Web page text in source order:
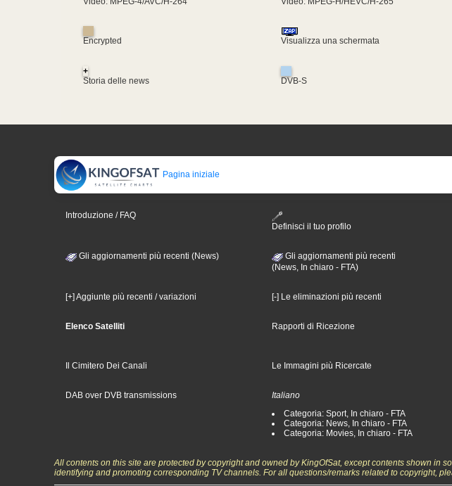
Encrypted Visualizza una schermata
+
Storia delle news
DVB-S
Pagina iniziale
Introduzione / FAQ
Definisci il tuo profilo
Gli aggiornamenti più recenti (News)
Gli aggiornamenti più recenti
(News, In chiaro - FTA)
[+] Aggiunte più recenti / variazioni [-] Le eliminazioni più recenti
Elenco Satelliti Rapporti di Ricezione
Il Cimitero Dei Canali Le Immagini più Ricercate
DAB over DVB transmissions
Italiano
Categoria: Sport, In chiaro - FTA
Categoria: News, In chiaro - FTA
Categoria: Movies, In chiaro - FTA
All contents on this site are protected by copyright and owned by KingOfSat, except contents shown
identifying and promoting corresponding TV channels. For all questions/remarks related to copyright,